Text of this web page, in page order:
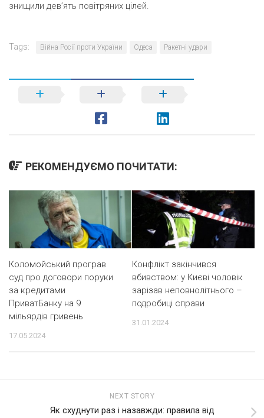
знищили дев’ять повітряних цілей.
Tags: Війна Росії проти України Одеса Ракетні удари
РЕКОМЕНДУЄМО ПОЧИТАТИ:
Коломойський програв
суд про договори поруки
за кредитами
ПриватБанку на 9
мільярдів гривень
17.05.2024
Конфлікт закінчився
вбивством: у Києві чоловік
зарізав неповнолітнього –
подробиці справи
31.01.2024
NEXT STORY
Як схуднути раз і назавжди: правила від